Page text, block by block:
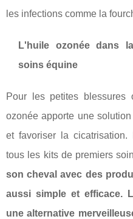
les infections comme la
L'huile ozonée dans
soins équine
Pour les petites blessures
ozonée apporte une
et favoriser la
tous les kits de premiers
son cheval avec des
aussi simple et efficace.
une alternative